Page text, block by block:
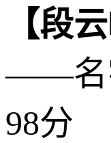
【段
——名
98分